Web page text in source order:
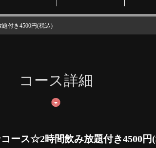
付き4500円(税込)
コース詳細
ース☆2時間飲み放題付き4500円